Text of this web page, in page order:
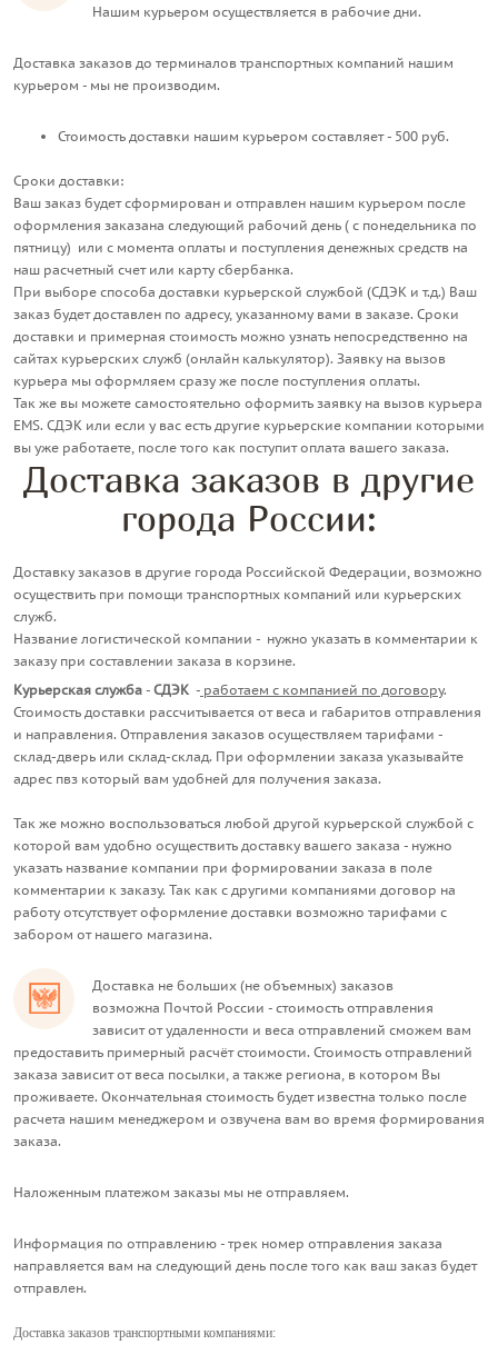
Нашим курьером осуществляется в рабочие дни.
Доставка заказов до терминалов транспортных компаний нашим
курьером - мы не производим.
Стоимость доставки нашим курьером составляет - 500 руб.
Сроки доставки:
Ваш заказ будет сформирован и отправлен нашим курьером после
оформления заказана следующий рабочий день ( с понедельника по
пятницу) или с момента оплаты и поступления денежных средств на
наш расчетный счет или карту сбербанка.
При выборе способа доставки курьерской службой (СДЭК и т.д.) Ваш
заказ будет доставлен по адресу, указанному вами в заказе. Сроки
доставки и примерная стоимость можно узнать непосредственно на
сайтах курьерских служб (онлайн калькулятор). Заявку на вызов
курьера мы оформляем сразу же после поступления оплаты.
Так же вы можете самостоятельно оформить заявку на вызов курьера
EMS. СДЭК или если у вас есть другие курьерские компании которыми
вы уже работаете, после того как поступит оплата вашего заказа.
Доставка заказов в другие
города России:
Доставку заказов в другие города Российской Федерации, возможно
осуществить при помощи транспортных компаний или курьерских
служб.
Название логистической компании - нужно указать в комментарии к
заказу при составлении заказа в корзине.
Курьерская служба - СДЭК - работаем с компанией по договору.
Стоимость доставки рассчитывается от веса и габаритов отправления
и направления. Отправления заказов осуществляем тарифами -
склад-дверь или склад-склад. При оформлении заказа указывайте
адрес пвз который вам удобней для получения заказа.
Так же можно воспользоваться любой другой курьерской службой с
которой вам удобно осуществить доставку вашего заказа - нужно
указать название компании при формировании заказа в поле
комментарии к заказу. Так как с другими компаниями договор на
работу отсутствует оформление доставки возможно тарифами с
забором от нашего магазина.
Доставка не больших (не объемных) заказов
возможна Почтой России - стоимость отправления
зависит от удаленности и веса отправлений сможем вам
предоставить примерный расчёт стоимости. Стоимость отправлений
заказа зависит от веса посылки, а также региона, в котором Вы
проживаете. Окончательная стоимость будет известна только после
расчета нашим менеджером и озвучена вам во время формирования
заказа.
Наложенным платежом заказы мы не отправляем.
Информация по отправлению - трек номер отправления заказа
направляется вам на следующий день после того как ваш заказ будет
отправлен.
Доставка заказов транспортными компаниями: